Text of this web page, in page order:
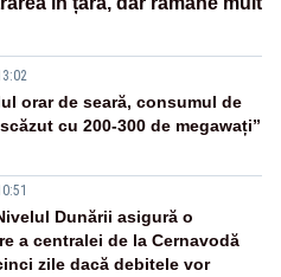
orar de seară, consumul de
cu 200-300 de megawați”
Dunării asigură o
a centralei de la Cernavodă
zile dacă debitele vor